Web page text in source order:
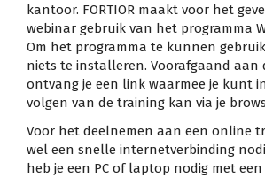
kantoor. FORTIOR maakt voor het
webinar gebruik van het programma
Om het programma te kunnen
niets te installeren. Voorafgaand aan
ontvang je een link waarmee je kunt
volgen van de training kan via je
Voor het deelnemen aan een online
wel een snelle internetverbinding
heb je een PC of laptop nodig met een